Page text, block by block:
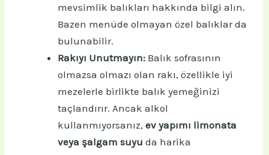
mevsimlik balıkları hakkında bilgi alın.
Bazen menüde olmayan özel balıklar da
bulunabilir.
Rakıyı Unutmayın: Balık sofrasının
olmazsa olmazı olan rakı, özellikle iyi
mezelerle birlikte balık yemeğinizi
taçlandırır. Ancak alkol
kullanmıyorsanız,ev yapımı limonata
veya şalgam suyu da harika